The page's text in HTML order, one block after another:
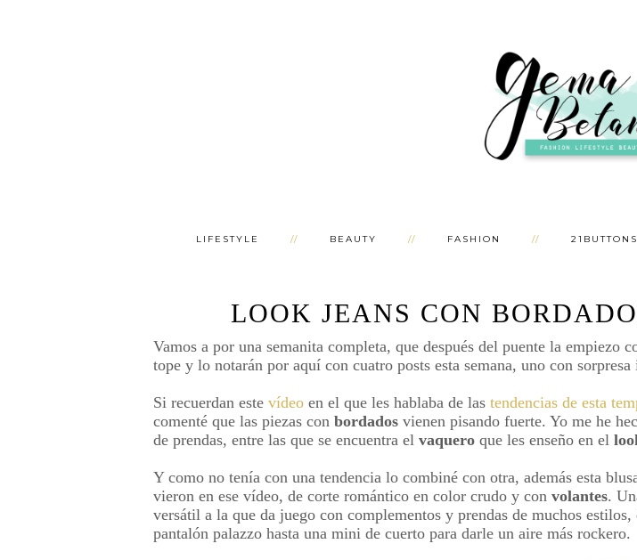
LIFESTYLE BEAUTY FASHION 21BUTTONS
LOOK JEANS CON
Vamos a por una semanita completa, que después del puente la empiezo
tope y lo notarán por aquí con cuatro posts esta semana, uno con
Si recuerdan este vídeo en el que les hablaba de las tendencias de esta
comenté que las piezas con bordados vienen pisando fuerte. Yo me he
de prendas, entre las que se encuentra el vaquero que les enseño en el
Y como no tenía con una tendencia lo combiné con otra, además esta
vieron en ese vídeo, de corte romántico en color crudo y con volantes.
versátil a la que da juego con complementos y prendas de muchos estilos,
pantalón palazzo hasta una mini de cuerto para darle un aire más rockero.